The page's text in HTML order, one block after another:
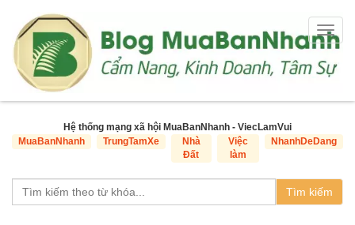
Hệ thống mạng xã hội MuaBanNhanh - ViecLamVui
MuaBanNhanh
TrungTamXe
Nhà
Đất
Việc
làm
NhanhDeDang
Tìm kiếm